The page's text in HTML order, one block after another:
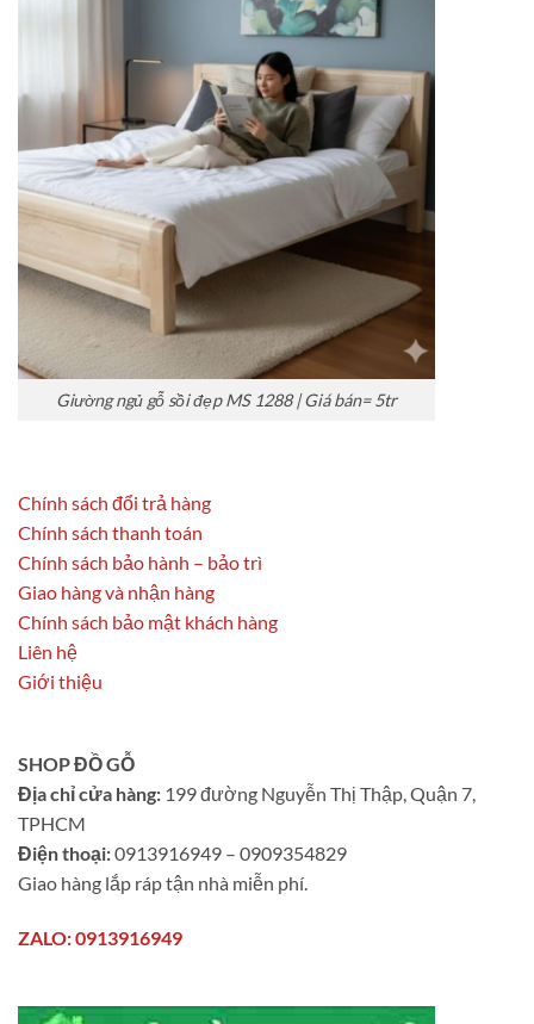
Giường ngủ gỗ sồi đẹp MS 1288 | Giá bán= 5tr
Chính sách đổi trả hàng
Chính sách thanh toán
Chính sách bảo hành – bảo trì
Giao hàng và nhận hàng
Chính sách bảo mật khách hàng
Liên hệ
Giới thiệu
SHOP ĐỒ GỖ
Địa chỉ cửa hàng: 199 đường Nguyễn Thị Thập, Quận 7,
TPHCM
Điện thoại:0913916949 – 0909354829
Giao hàng lắp ráp tận nhà miễn phí.
ZALO: 0913916949